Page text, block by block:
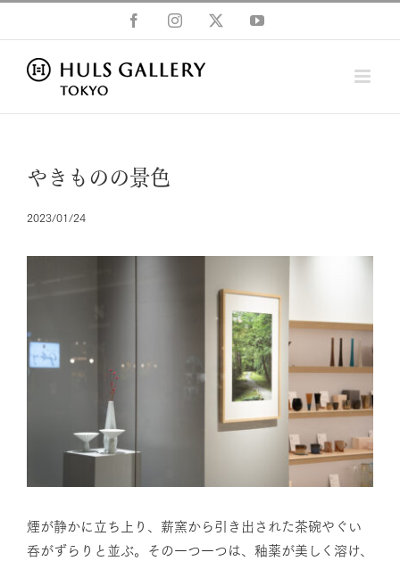
to
content
FacebookInstagram YouTube
やきものの景色
2023/01/24
煙が静かに立ち上り、薪窯から引き出された茶碗やぐい
呑がずらりと並ぶ。その一つ一つは、釉薬が美しく溶け、